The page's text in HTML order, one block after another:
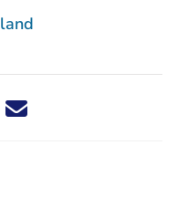
dit nieuwsbericht via X -
dit nieuwsbericht via
Deel dit nieuwsbericht
Deel dit